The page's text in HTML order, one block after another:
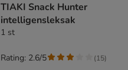
TIAKI Snack Hunter
intelligensleksak
1 st
Rating: 2.6/5 (15)